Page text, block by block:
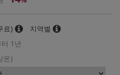
료)
지역별
1년
온)